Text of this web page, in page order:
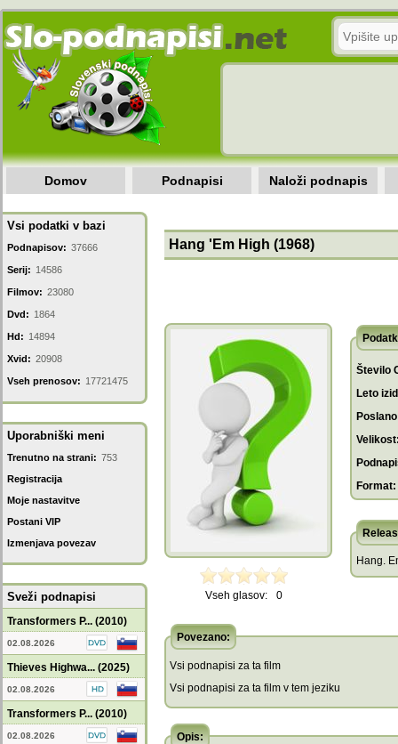
Domov Podnapisi Naloži podnapis
Vsi podatki v bazi
Podnapisov: 37666
Serij: 14586
Filmov: 23080
Dvd: 1864
Hd: 14894
Xvid: 20908
Vseh prenosov: 17721475
Uporabniški meni
Trenutno na strani: 753
Registracija
Moje nastavitve
Postani VIP
Izmenjava povezav
Sveži podnapisi
Transformers P... (2010)
02.08.2026
Thieves Highwa... (2025)
02.08.2026
Transformers P... (2010)
02.08.2026
Hang 'Em High (1968)
Vseh glasov: 0
Število
Leto
Format:
Hang.
Povezano:
Vsi podnapisi za ta film
Vsi podnapisi za ta film v tem jeziku
Opis: